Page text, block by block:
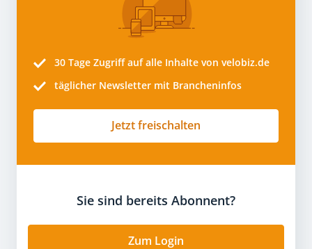
30 Tage Zugriff auf alle Inhalte von velobiz.de
täglicher Newsletter mit Brancheninfos
Jetzt freischalten
Sie sind bereits Abonnent?
Zum Login